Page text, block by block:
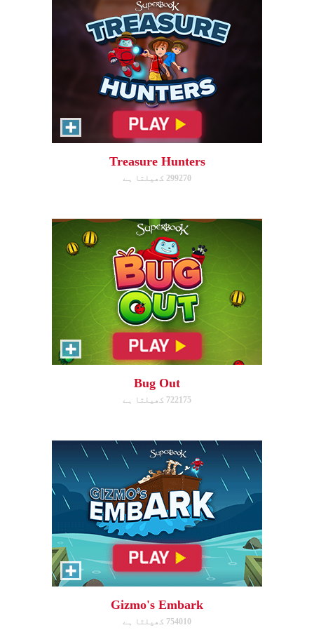
Treasure Hunters
299270 کھیلتا ہے
Bug Out
Make bug matches to clear
bugs!
Bug Out
722175 کھیلتا ہے
Gizmo's Embark
Help Gizmo get animals back
into the ark.
Gizmo's Embark
754010 کھیلتا ہے
Eden Garden Adventure
Match animal pairs and harvest